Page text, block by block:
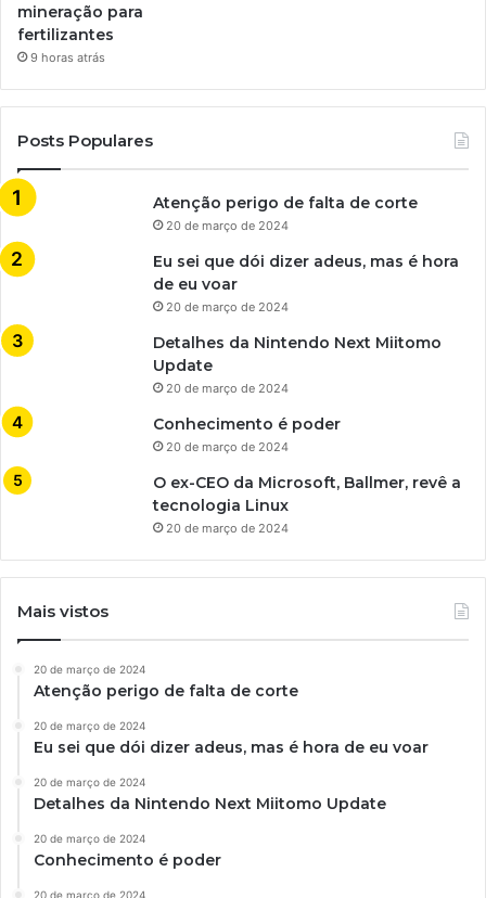
mineração para
fertilizantes
9 horas atrás
Posts Populares
Atenção perigo de falta de corte
20 de março de 2024
Eu sei que dói dizer adeus, mas é hora
de eu voar
20 de março de 2024
Detalhes da Nintendo Next Miitomo
Update
20 de março de 2024
Conhecimento é poder
20 de março de 2024
O ex-CEO da Microsoft, Ballmer, revê a
tecnologia Linux
20 de março de 2024
Mais vistos
20 de março de 2024
Atenção perigo de falta de corte
20 de março de 2024
Eu sei que dói dizer adeus, mas é hora de eu voar
20 de março de 2024
Detalhes da Nintendo Next Miitomo Update
20 de março de 2024
Conhecimento é poder
20 de março de 2024